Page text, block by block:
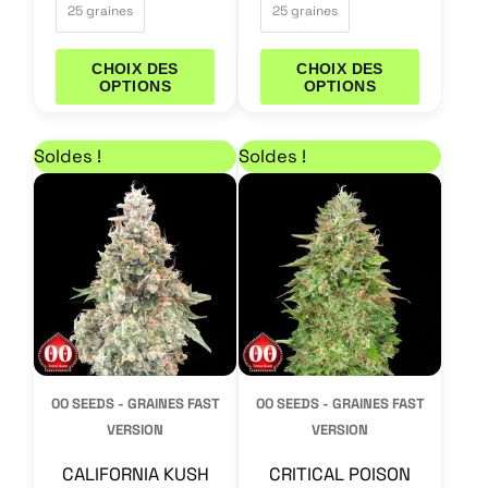
25 graines
CHOIX DES
OPTIONS
25 graines
CHOIX DES
OPTIONS
Soldes !
00 SEEDS - GRAINES FAST
VERSION
CALIFORNIA KUSH
Plage de prix : 12,33 € à 75,65 €
Ce
plusieurs
variations.
Les
options
sur
Soldes !
00 SEEDS - GRAINES FAST
VERSION
CRITICAL POISON
Plage de prix :
Ce
plusieurs
variations.
Les
options
sur